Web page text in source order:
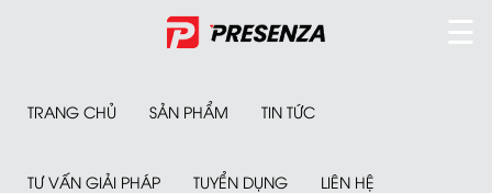
☰
TRANG CHỦ SẢN PHẨM TIN TỨC
TƯ VẤN GIẢI PHÁP TUYỂN DỤNG LIÊN HỆ